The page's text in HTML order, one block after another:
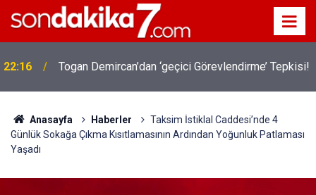
Togan Demircan’dan ‘geçici Görevlendirme’ Tepkisi!
19:32 Sıcak Havalarda Ödem Şikayetini Hafife Almayın!
Anasayfa Haberler
Taksim İstiklal Caddesi’nde 4
Günlük Sokağa Çıkma Kısıtlamasının Ardından Yoğunluk Patlaması
Yaşadı